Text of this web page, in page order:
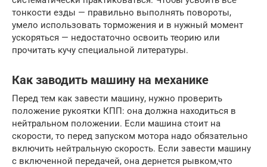
тонкости езды — правильно выполнять повороты,
умело использовать торможения и в нужный момент
ускоряться — недостаточно освоить теорию или
прочитать кучу специальной литературы.
Как заводить машину на механике
Перед тем как завести машину, нужно проверить
положение рукоятки КПП: она должна находиться в
нейтральном положении. Если машина стоит на
скорости, то перед запуском мотора надо обязательно
включить нейтральную скорость. Если завести машину
с включенной передачей, она дернется рывком,что